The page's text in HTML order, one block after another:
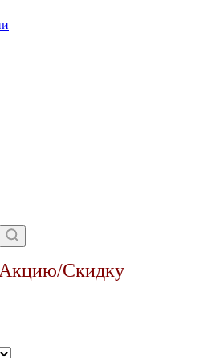
Акцию/Скидку